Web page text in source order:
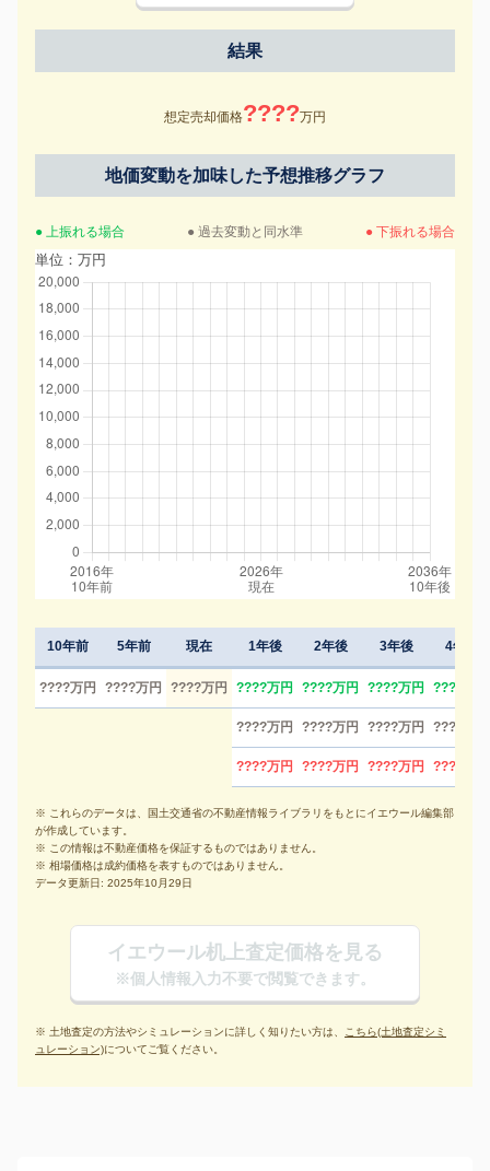
結果
想定売却価格????万円
地価変動を加味した予想推移グラフ
● 上振れる場合 ● 過去変動と同水準 ● 下振れる場合
単位：万円
10年前 5年前 現在
????万円 ????万円 ????万円
1年後 2年後 3年後 4年後
????万円 ????万円 ????万円 ????万円
????万円 ????万円 ????万円 ????万円
????万円 ????万円 ????万円 ????万円
※ これらのデータは、国土交通省の不動産情報ライブラリをもとにイエウール編集部
が作成しています。
※ この情報は不動産価格を保証するものではありません。
※ 相場価格は成約価格を表すものではありません。
データ更新日: 2025年10月29日
イエウール机上査定価格を見る
※個人情報入力不要で閲覧できます。
※ 土地査定の方法やシミュレーションに詳しく知りたい方は、 こちら(土地査定シミ
ュレーション)についてご覧ください。